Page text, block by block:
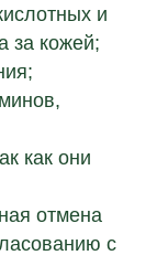
и
за кожей;
как они
отмена
с